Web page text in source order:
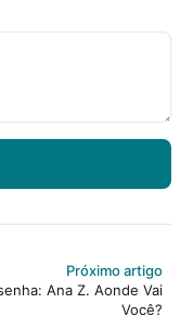
Próximo artigo
Ana Z. Aonde Vai
Você?